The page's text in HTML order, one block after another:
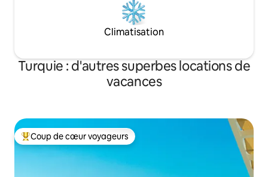
Climatisation
Turquie : d'autres superbes locations de
vacances
Coups de cœur voyageurs les plus appréciés
Coup de cœur voyageurs